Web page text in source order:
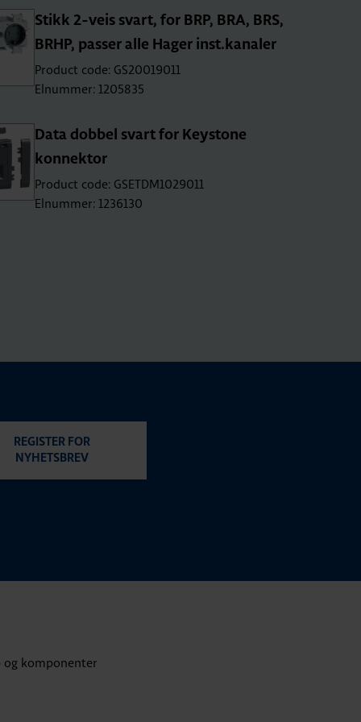
Stikk 2-veis svart, for BRP, BRA, BRS,
BRHP, passer alle Hager inst.kanaler
Product code: GS20019011
Elnummer: 1205835
Data dobbel svart for Keystone
konnektor
Product code: GSETDM1029011
Elnummer: 1236130
REGISTER FOR
NYHETSBREV
og komponenter